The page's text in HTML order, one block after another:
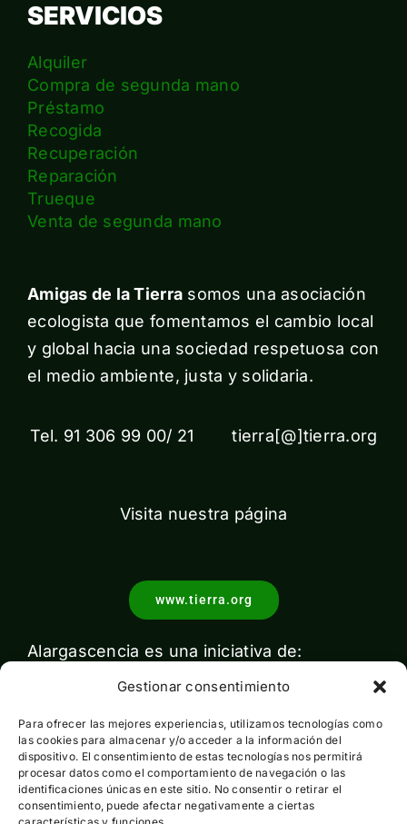
Gestionar consentimiento
Para ofrecer las mejores experiencias, utilizamos tecnologías como
las cookies para almacenar y/o acceder a la información del
dispositivo. El consentimiento de estas tecnologías nos permitirá
procesar datos como el comportamiento de navegación o las
identificaciones únicas en este sitio. No consentir o retirar el
consentimiento, puede afectar negativamente a ciertas
SERVICIOS
Alquiler
Compra de segunda mano
Préstamo
Recogida
Recuperación
Reparación
Trueque
Venta de segunda mano
Amigas de la Tierra somos una asociación
ecologista que fomentamos el cambio local
y global hacia una sociedad respetuosa con
el medio ambiente, justa y solidaria.
Tel. 91 306 99 00/ 21 tierra[@]tierra.org
Visita nuestra página
www.tierra.org
Alargascencia es una iniciativa de:
Con el apoyo de: